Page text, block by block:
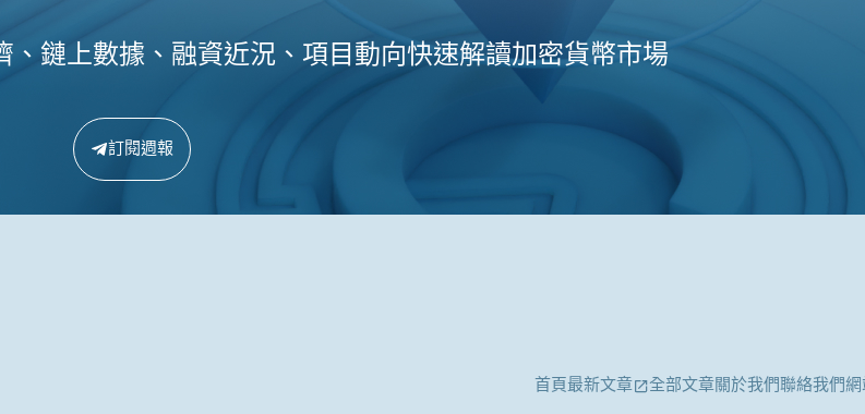
鏈上數據、融資近況、項目動向快速解讀加密貨幣市場
訂閱週報
首頁最新文章 全部文章關於我們聯絡我們